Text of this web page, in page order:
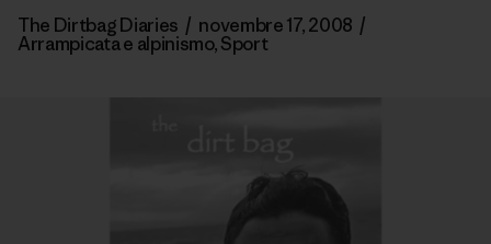
The Dirtbag Diaries / novembre 17, 2008 /
Arrampicata e alpinismo,Sport